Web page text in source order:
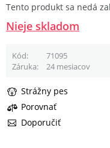
Tento produkt sa nedá
Nieje skladom
Kód 71095
Záruka
24 mesiacov
Strážny pes
Porovnať
Doporučiť